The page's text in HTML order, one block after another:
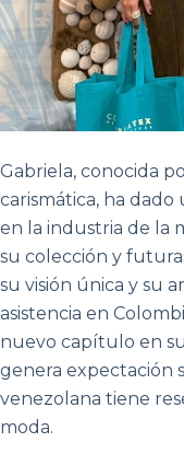
Gabriela, conocida
carismática, ha
en la industria de la
su colección y
su visión única y su
asistencia en
nuevo capítulo en
genera expectación
venezolana tiene
moda.